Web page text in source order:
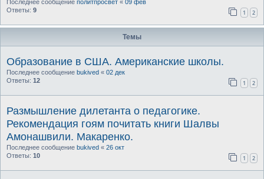
Последнее сообщение политпросвет « 09 фев
Ответы: 9 1 2
Темы
Образование в США. Американские школы.
Последнее сообщение bukived « 02 дек
Ответы: 12 1 2
Размышление дилетанта о педагогике.
Рекомендация гоям почитать книги Шалвы
Амонашвили. Макаренко.
Последнее сообщение bukived « 26 окт
Ответы: 10 1 2